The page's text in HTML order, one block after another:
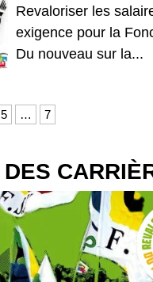
Revaloriser les
exigence pour la
Du nouveau sur la...
5 … 7